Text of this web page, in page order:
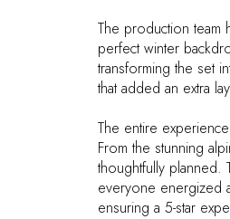
The production team
perfect winter
transforming the set
that added an extra
The entire
From the stunning
thoughtfully planned.
everyone energized
ensuring a 5-star